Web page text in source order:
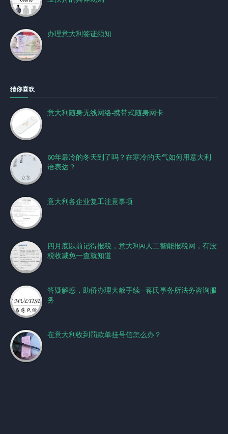
办理意大利签证须知
猜你喜欢
意大利随身无线网络-携带式随身网卡
60年最冷的冬天到了吗？在寒冷的天气如何用意大利
语表达？
意大利各企业复工注意事项
四月底以前记得报税，意大利AI人工智能报税网，有没
税收减免一查就知道
答疑解惑，助侨办理大赦手续—蒋氏事务所法务咨询服
务
在意大利收到罚款单挂号信怎么办？